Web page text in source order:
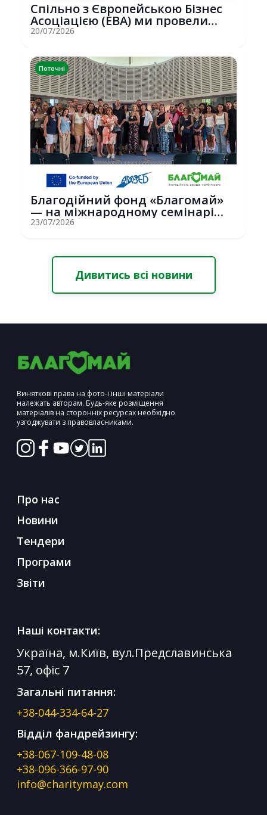
Спільно з Європейською Бізнес
Асоціацією (EBA) ми провели
потужну о...
20/07/2026
Поточні
Благодійний фонд «Благомай»
— на міжнародному семінарі
Erasmus+ у С...
23/07/2026
Дивитись всі новини
Виняткові права на фото-і інші матеріали
належать авторам. Будь-яке розміщення
матеріалів на сторонніх ресурсах необхідно
узгоджувати з правовласниками.
Про нас
Новини
Тендери
Програми
Звіти
Наші контакти:
Україна, м.Київ, вул.Предславинська
57, офіс 7
Загальні питання:
+38-044-334-64-27
Відділ фандрейзингу:
+38-067-109-48-08
+38-096-366-97-90
info@charitymay.com